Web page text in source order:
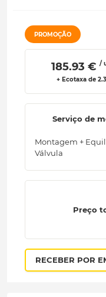
PROMOÇÃO
185.93 € /
+ Ecotaxa de
Serviço de
Montagem +
Válvula
Preço
RECEBER POR